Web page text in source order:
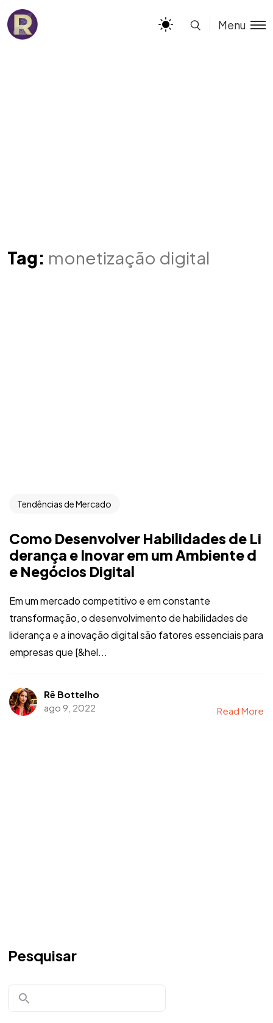
Menu
Tag: monetização digital
Tendências de Mercado
Como Desenvolver Habilidades de Li
derança e Inovar em um Ambiente d
e Negócios Digital
Em um mercado competitivo e em constante
transformação, o desenvolvimento de habilidades de
liderança e a inovação digital são fatores essenciais para
empresas que [&hel...
Rê Bottelho
ago 9, 2022
Read More
Pesquisar